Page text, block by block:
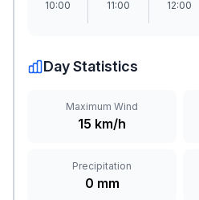
10:00 11:00 12:00
Day Statistics
Maximum Wind
15 km/h
Precipitation
0 mm